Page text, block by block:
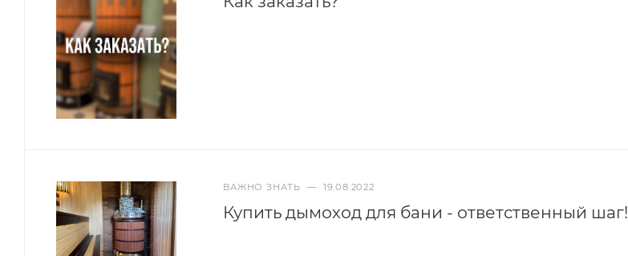
ВАЖНО ЗНАТЬ — 19.08.2022
Купить дымоход для бани - ответственный шаг!